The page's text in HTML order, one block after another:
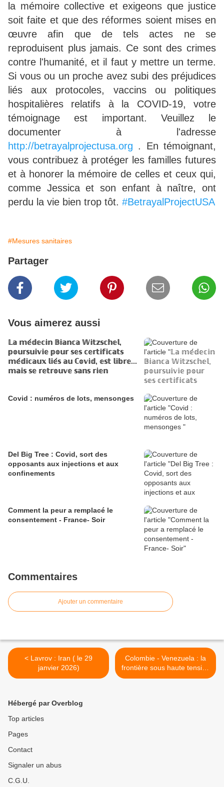
la mémoire collective et exigeons que justice
soit faite et que des réformes soient mises en
œuvre afin que de tels actes ne se
reproduisent plus jamais. Ce sont des crimes
contre l'humanité, et il faut y mettre un terme.
Si vous ou un proche avez subi des préjudices
liés aux protocoles, vaccins ou politiques
hospitalières relatifs à la COVID-19, votre
témoignage est important. Veuillez le
documenter à l'adresse
http://betrayalprojectusa.org . En témoignant,
vous contribuez à protéger les familles futures
et à honorer la mémoire de celles et ceux qui,
comme Jessica et son enfant à naître, ont
perdu la vie bien trop tôt. #BetrayalProjectUSA
#Mesures sanitaires
Partager
Vous aimerez aussi
𝕃𝕒 𝕞𝕖́𝕕𝕖𝕔𝕚𝕟 𝔹𝕚𝕒𝕟𝕔𝕒 𝕎𝕚𝕥𝕫𝕤𝕔𝕙𝕖𝕝,
𝕡𝕠𝕦𝕣𝕤𝕦𝕚𝕧𝕚𝕖 𝕡𝕠𝕦𝕣 𝕤𝕖𝕤 𝕔𝕖𝕣𝕥𝕚𝕗𝕚𝕔𝕒𝕥𝕤
𝕞𝕖́𝕕𝕚𝕔𝕒𝕦𝕩 𝕝𝕚𝕖́𝕤 𝕒𝕦 ℂ𝕠𝕧𝕚𝕕, 𝕖𝕤𝕥 𝕝𝕚𝕓𝕣𝕖...
𝕞𝕒𝕚𝕤 𝕤𝕖 𝕣𝕖𝕥𝕣𝕠𝕦𝕧𝕖 𝕤𝕒𝕟𝕤 𝕣𝕚𝕖𝕟
Covid : numéros de lots, mensonges
Del Big Tree : Covid, sort des
opposants aux injections et aux
confinements
Comment la peur a remplacé le
consentement - France- Soir
Commentaires
Ajouter un commentaire
< Lavrov : Iran ( le 29
janvier 2026)
Colombie - Venezuela : la
frontière sous haute tension
>
Hébergé par Overblog
Top articles
Pages
Contact
Signaler un abus
C.G.U.